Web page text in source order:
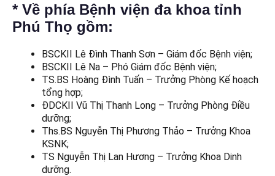
* Về phía Bệnh viện đa khoa tỉnh
Phú Thọ gồm:
BSCKII Lê Đình Thanh Sơn – Giám đốc Bệnh viện;
BSCKII Lê Na – Phó Giám đốc Bệnh viện;
TS.BS Hoàng Đình Tuấn – Trưởng Phòng Kế hoạch
tổng hợp;
ĐDCKII Vũ Thị Thanh Long – Trưởng Phòng Điều
dưỡng;
Ths.BS Nguyễn Thị Phương Thảo – Trưởng Khoa
KSNK;
TS Nguyễn Thị Lan Hương – Trưởng Khoa Dinh
dưỡng.